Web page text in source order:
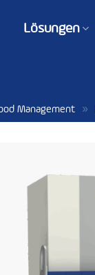
Lösungen
Management »